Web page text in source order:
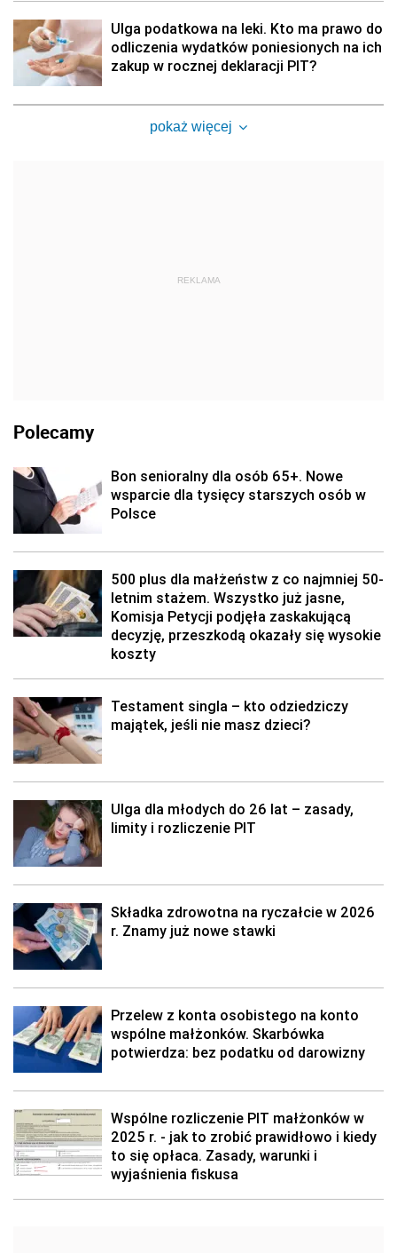
Ulga podatkowa na leki. Kto ma prawo do
odliczenia wydatków poniesionych na ich
zakup w rocznej deklaracji PIT?
pokaż więcej
REKLAMA
Polecamy
Bon senioralny dla osób 65+. Nowe
wsparcie dla tysięcy starszych osób w
Polsce
500 plus dla małżeństw z co najmniej 50-
letnim stażem. Wszystko już jasne,
Komisja Petycji podjęła zaskakującą
decyzję, przeszkodą okazały się wysokie
koszty
Testament singla – kto odziedziczy
majątek, jeśli nie masz dzieci?
Ulga dla młodych do 26 lat – zasady,
limity i rozliczenie PIT
Składka zdrowotna na ryczałcie w 2026
r. Znamy już nowe stawki
Przelew z konta osobistego na konto
wspólne małżonków. Skarbówka
potwierdza: bez podatku od darowizny
Wspólne rozliczenie PIT małżonków w
2025 r. - jak to zrobić prawidłowo i kiedy
to się opłaca. Zasady, warunki i
wyjaśnienia fiskusa